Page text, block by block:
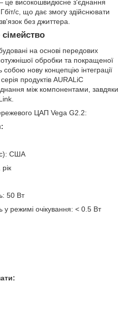
високошвидкісне з'єднання
с, що дає змогу здійснювати
без джиттера.
сімейство
на основі передових
обробки та покращеної
собою нову концепцію інтеграції
продуктів AURALiC
між компонентами, завдяки
ЦАП Vega G2.2:
США
50 Вт
у режимі очікування: < 0.5 Вт